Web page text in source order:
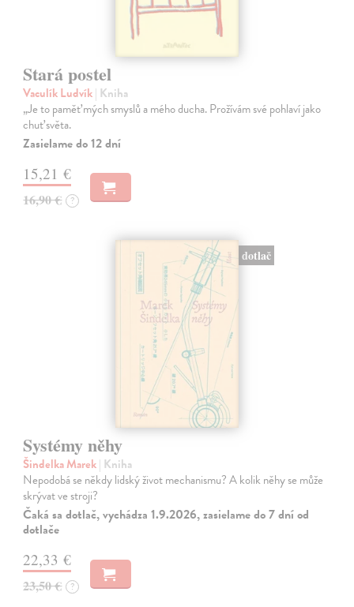
Stará postel
Vaculík Ludvík| Kniha
„Je to paměť mých smyslů a mého ducha. Prožívám své pohlaví jako
chuť světa.
Zasielame do 12 dní
15,21 €
16,90 € ?
dotlač
Systémy něhy
Šindelka Marek| Kniha
Nepodobá se někdy lidský život mechanismu? A kolik něhy se může
skrývat ve stroji?
Čaká sa dotlač, vychádza 1.9.2026, zasielame do 7 dní od
dotlače
22,33 €
23,50 € ?